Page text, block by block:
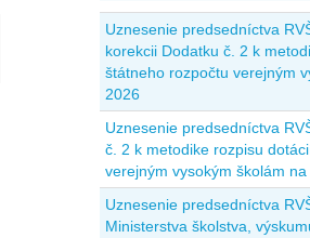
Uznesenie predsedníctva
korekcii Dodatku č. 2 k
štátneho rozpočtu verejným
2026
Uznesenie predsedníctva
č. 2 k metodike rozpisu
verejným vysokým školám
Uznesenie predsedníctva
Ministerstva školstva,